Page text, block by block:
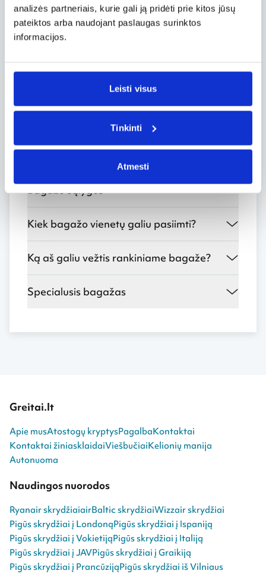
analizės partneriais, kurie gali ją pridėti prie kitos jūsų
pateiktos arba naudojant paslaugas surinktos
informacijos.
Leisti visus
Tinkinti
Atmesti
Jeigu nesate tikri arba turite klausimų,
susisiekite su mūsų klientų aptarnavimo
centru.
Bagažo pridėjimas po užsakymo
Bagažo pridėjimas užsakymo metu
Kiek rankinio bagažo vienetų galiu
Bagažo sąlygos
Kiek bagažo vienetų galiu pasiimti?
Ką aš galiu vežtis rankiniame bagaže?
Specialusis bagažas
Greitai.lt
Apie musAtostogų kryptysPagalbaKontaktai
Kontaktai žiniasklaidaiViešbučiaiKelionių manija
Autonuoma
Naudingos nuorodos
Ryanair skrydžiaiairBaltic skrydžiaiWizzair skrydžiai
Pigūs skrydžiai į LondonąPigūs skrydžiai į Ispaniją
Pigūs skrydžiai į VokietijąPigūs skrydžiai į Italiją
Pigūs skrydžiai į JAVPigūs skrydžiai į Graikiją
Pigūs skrydžiai į PrancūzijąPigūs skrydžiai iš Vilniaus